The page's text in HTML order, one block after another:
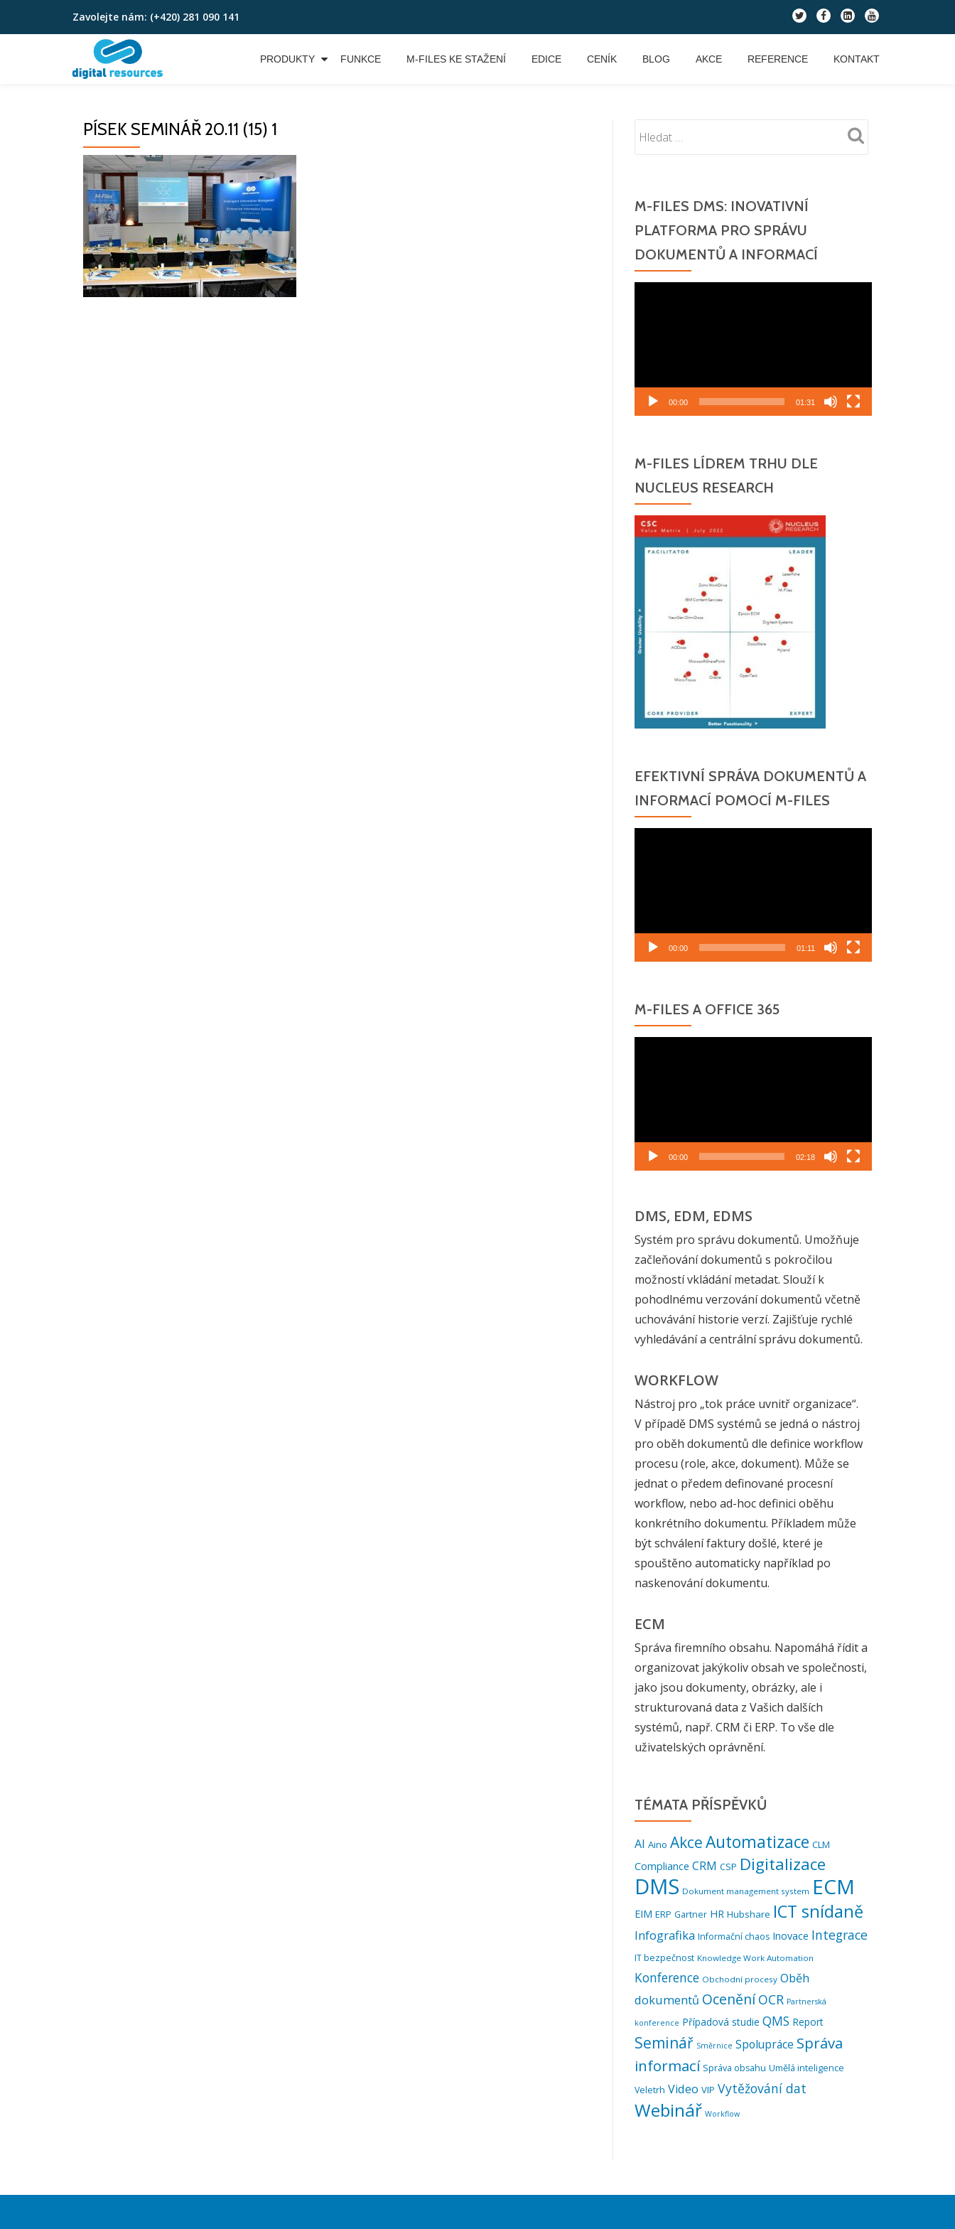
Přeskočit
Zavolejte nám: (+420) 281 090 141
fa-
twitter
fa-
facebook
fa-
linkedin-
square
fa-
youtube
PRODUKTY FUNKCE M-FILES KE STAŽENÍ EDICE CENÍK BLOG AKCE REFERENCE KONTAKT
PÍSEK SEMINÁŘ 20.11 (15) 1
M-FILES DMS: INOVATIVNÍ
PLATFORMA PRO SPRÁVU
DOKUMENTŮ A INFORMACÍ
00:00 01:31
M-FILES LÍDREM TRHU DLE
NUCLEUS RESEARCH
EFEKTIVNÍ SPRÁVA DOKUMENTŮ A
INFORMACÍ POMOCÍ M-FILES
00:00 01:11
M-FILES A OFFICE 365
00:00 02:18
DMS, EDM, EDMS
Systém pro správu dokumentů. Umožňuje
začleňování dokumentů s pokročilou
možností vkládání metadat. Slouží k
pohodlnému verzování dokumentů včetně
uchovávání historie verzí. Zajišťuje rychlé
vyhledávání a centrální správu dokumentů.
WORKFLOW
Nástroj pro „tok práce uvnitř organizace“.
V případě DMS systémů se jedná o nástroj
pro oběh dokumentů dle definice workflow
procesu (role, akce, dokument). Může se
jednat o předem definované procesní
workflow, nebo ad-hoc definici oběhu
konkrétního dokumentu. Příkladem může
být schválení faktury došlé, které je
spouštěno automaticky například po
naskenování dokumentu.
ECM
Správa firemního obsahu. Napomáhá řídit a
organizovat jakýkoliv obsah ve společnosti,
jako jsou dokumenty, obrázky, ale i
strukturovaná data z Vašich dalších
systémů, např. CRM či ERP. To vše dle
uživatelských oprávnění.
TÉMATA PŘÍSPĚVKŮ
AI Aino AkceAutomatizace CLM
Compliance CRM CSP Digitalizace
DMS Dokument management system ECM
EIM ERP Gartner HR Hubshare ICT snídaně
Infografika Informační chaos Inovace Integrace
IT bezpečnost Knowledge Work Automation
Konference Obchodní procesy Oběh
dokumentů Ocenění OCR Partnerská
konference Případová studie QMS Report
Seminář Směrnice Spolupráce Správa
informací Správa obsahu Umělá inteligence
Veletrh Video VIP Vytěžování dat
Webinář Workflow